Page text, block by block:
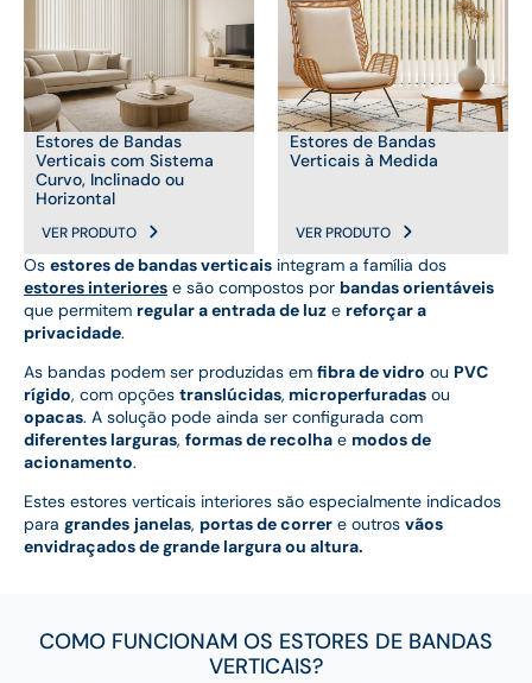
Os estores de bandas verticais integram a família dos
estores interiores e são compostos por bandas orientáveis
que permitem regular a entrada de luz e reforçar a
privacidade.
As bandas podem ser produzidas em fibra de vidro ou PVC
rígido, com opções translúcidas, microperfuradas ou
opacas. A solução pode ainda ser configurada com
diferentes larguras, formas de recolha e modos de
acionamento.
Estes estores verticais interiores são especialmente indicados
para grandes janelas, portas de correr e outros vãos
envidraçados de grande largura ou altura.
Estores de Bandas
Verticais com Sistema
Curvo, Inclinado ou
Horizontal
VER PRODUTO
Estores de Bandas
Verticais à Medida
VER PRODUTO
COMO FUNCIONAM OS ESTORES DE BANDAS
VERTICAIS?